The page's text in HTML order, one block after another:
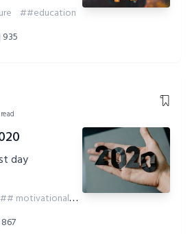
##education
935
day
## motivational
##paperwiff
867